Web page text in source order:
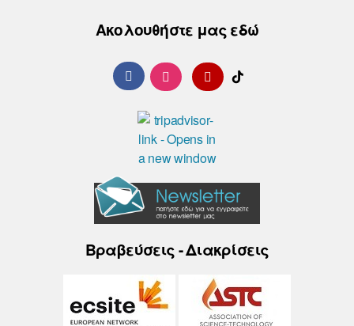
Ακολουθήστε μας εδώ
Βραβεύσεις - Διακρίσεις